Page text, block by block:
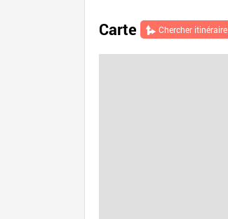
Carte Chercher itinéraire